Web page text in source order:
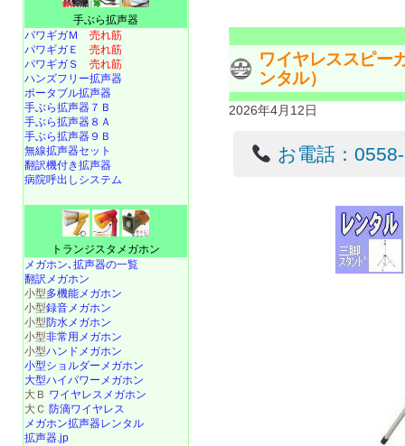
ワイヤレススピー
ンタル）
2026年4月12日
お電話：
手ぶら拡声器
パワギガＭ 売れ筋
パワギガＥ 売れ筋
パワギガＳ 売れ筋
ハンズフリー拡声器
ポータブル拡声器
手ぶら拡声器７Ｂ
手ぶら拡声器８Ａ
手ぶら拡声器９Ｂ
無線拡声器セット
翻訳機付き拡声器
病院呼出しシステム
トランジスタメガホン
メガホン､拡声器の一覧
翻訳メガホン
小型多機能メガホン
小型録音メガホン
小型防水メガホン
小型非常用メガホン
小型ハンドメガホン
小型ショルダーメガホン
大型ハイパワーメガホン
大Ｂ ワイヤレスメガホン
大Ｃ 防滴ワイヤレス
メガホン拡声器レンタル
拡声器.jp